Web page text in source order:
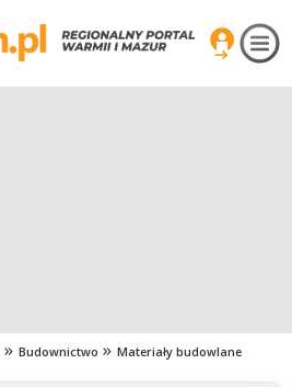
Budownictwo Materiały budowlane